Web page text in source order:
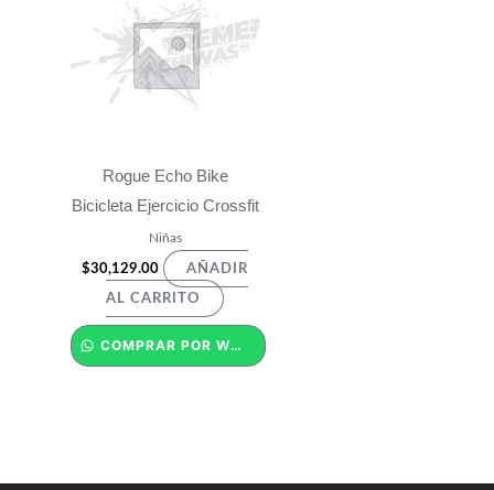
Rogue Echo Bike
Bicicleta Ejercicio Crossfit
Niñas
$30,129.00 AÑADIR
AL CARRITO
COMPRAR POR WHATSAPP